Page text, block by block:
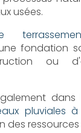
usées.
fondation
ou
pluviales à
des ressources